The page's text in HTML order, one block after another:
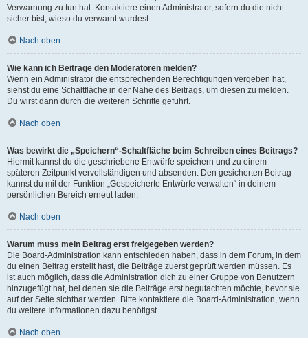
Verwarnung zu tun hat. Kontaktiere einen Administrator, sofern du die nicht
sicher bist, wieso du verwarnt wurdest.
Nach oben
Wie kann ich Beiträge den Moderatoren melden?
Wenn ein Administrator die entsprechenden Berechtigungen vergeben hat,
siehst du eine Schaltfläche in der Nähe des Beitrags, um diesen zu melden.
Du wirst dann durch die weiteren Schritte geführt.
Nach oben
Was bewirkt die „Speichern“-Schaltfläche beim Schreiben eines Beitrags?
Hiermit kannst du die geschriebene Entwürfe speichern und zu einem
späteren Zeitpunkt vervollständigen und absenden. Den gesicherten Beitrag
kannst du mit der Funktion „Gespeicherte Entwürfe verwalten“ in deinem
persönlichen Bereich erneut laden.
Nach oben
Warum muss mein Beitrag erst freigegeben werden?
Die Board-Administration kann entschieden haben, dass in dem Forum, in dem
du einen Beitrag erstellt hast, die Beiträge zuerst geprüft werden müssen. Es
ist auch möglich, dass die Administration dich zu einer Gruppe von Benutzern
hinzugefügt hat, bei denen sie die Beiträge erst begutachten möchte, bevor sie
auf der Seite sichtbar werden. Bitte kontaktiere die Board-Administration, wenn
du weitere Informationen dazu benötigst.
Nach oben